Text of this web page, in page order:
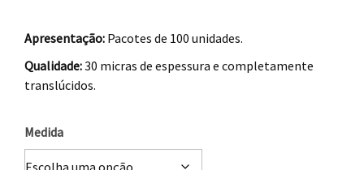
Apresentação: Pacotes de 100 unidades.
Qualidade:30 micras de espessura e completamente
translúcidos.
Medida